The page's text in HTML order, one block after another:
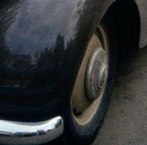
1979 · Magyarország